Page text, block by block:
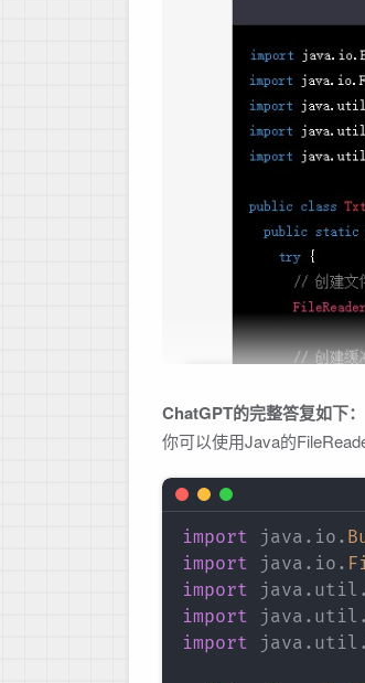
ChatGPT的完整答复如下：
你可以使用Java的
import java . io .
import
java . io .
import
java . util .
import
java . util .
import
java . util .